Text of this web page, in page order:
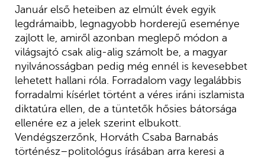
Január első heteiben az elmúlt évek egyik
legdrámaibb, legnagyobb horderejű eseménye
zajlott le, amiről azonban meglepő módon a
világsajtó csak alig-alig számolt be, a magyar
nyilvánosságban pedig még ennél is kevesebbet
lehetett hallani róla. Forradalom vagy legalábbis
forradalmi kísérlet történt a véres iráni iszlamista
diktatúra ellen, de a tüntetők hősies bátorsága
ellenére ez a jelek szerint elbukott.
Vendégszerzőnk, Horváth Csaba Barnabás
történész–politológus írásában arra keresi a